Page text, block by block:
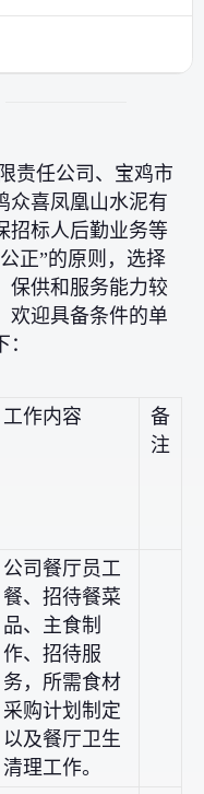
责任公司、宝鸡市
众喜凤凰山水泥有
招标人后勤业务等
正”的原则，选择
保供和服务能力较
欢迎具备条件的单
工作内容
备
注
公司餐厅员工
餐、招待餐菜
品、主食制
作、招待服
务，所需食材
采购计划制定
以及餐厅卫生
清理工作。